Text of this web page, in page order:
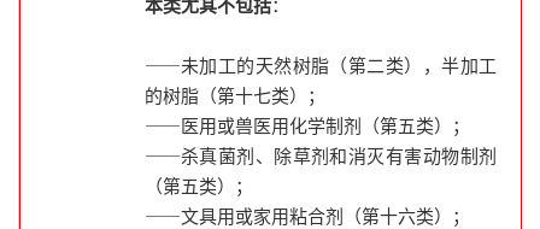
——未加工的天然树脂（第二类），半加工
的树脂（第十七类）；
——医用或兽医用化学制剂（第五类）；
——杀真菌剂、除草剂和消灭有害动物制剂
（第五类）；
——文具用或家用粘合剂（第十六类）；